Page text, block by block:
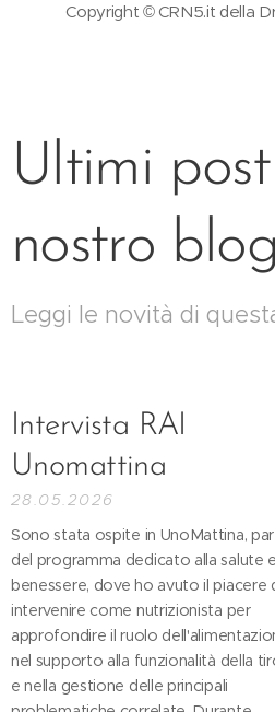
Copyright © CRN5.it della
Ultimi
nostro blog
Leggi le novità di
Intervista RAI
Unomattina
28.05.2026
Sono stata ospite in UnoMattina,
del programma dedicato alla salute
benessere, dove ho avuto il piacere
intervenire come nutrizionista per
approfondire il ruolo
nel supporto alla funzionalità della
e nella gestione delle principali